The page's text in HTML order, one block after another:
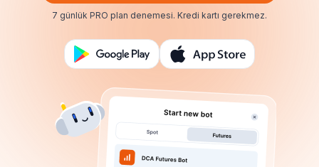
7 günlük PRO plan denemesi. Kredi kartı gerekmez.